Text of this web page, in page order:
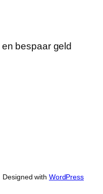
bespaar geld
Designed with WordPress